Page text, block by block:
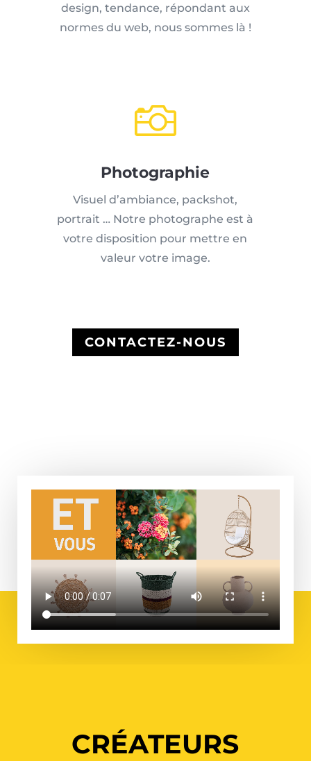
design, tendance, répondant aux
normes du web, nous sommes là !

Photographie
Visuel d’ambiance, packshot,
portrait … Notre photographe est à
votre disposition pour mettre en
valeur votre image.
CONTACTEZ-NOUS
CRÉATEURS